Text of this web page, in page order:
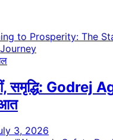
समृद्धि: Godrej
3, 2026